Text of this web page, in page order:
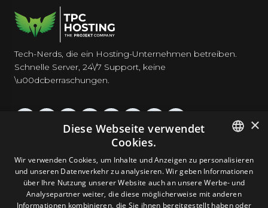
Tech-Nerds, die ein Hosting-Unternehmen betreiben.
Schnelle Server, 24\/7 Support, keine
\u00dcberraschungen.
DOMAINS & E-MAIL
ENGLISH
ROMANIAN
×
Diese Webseite verwendet
Cookies.
Wir verwenden Cookies, um Inhalte und Anzeigen zu personalisieren
und unseren Datenverkehr zu analysieren. Wir geben Informationen
über Ihre Nutzung unserer Website auch an unsere Werbe- und
Analysepartner weiter, die diese möglicherweise mit anderen
Informationen kombinieren, die Sie ihnen bereitgestellt haben oder